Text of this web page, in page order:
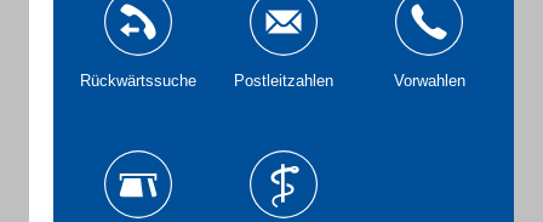
Rückwärtssuche Postleitzahlen Vorwahlen